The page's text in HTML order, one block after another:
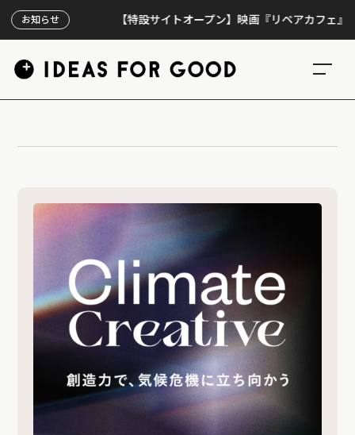
お知らせ 【特設サイトオープン】映画『リペアカフェ』、上